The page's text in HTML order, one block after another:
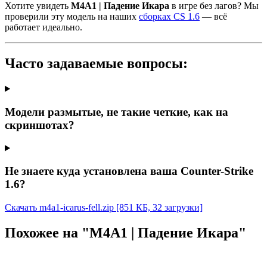
Хотите увидеть M4A1 | Падение Икара в игре без лагов? Мы
проверили эту модель на наших сборках CS 1.6 — всё
работает идеально.
Часто задаваемые вопросы:
Модели размытые, не такие четкие, как на
скриншотах?
Не знаете куда установлена ваша Counter-Strike
1.6?
Скачать m4a1-icarus-fell.zip [851 КБ, 32 загрузки]
Похожее на "M4A1 | Падение Икара"